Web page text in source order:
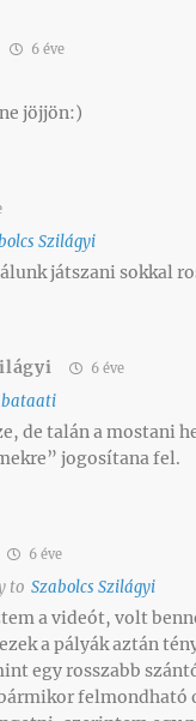
6 éve
jöjjön:)
Szilágyi
játszani sokkal
6 éve
bataati
de talán a mostani
jogosítana fel.
6 éve
toSzabolcs Szilágyi
a videót, volt
a pályák aztán
egy rosszabb
felmondható